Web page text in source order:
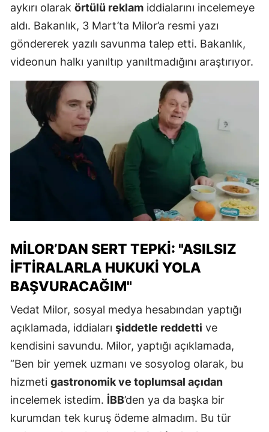
aykırı olarak örtülü reklam iddialarını incelemeye
aldı. Bakanlık, 3 Mart’ta Milor’a resmi yazı
göndererek yazılı savunma talep etti. Bakanlık,
videonun halkı yanıltıp yanıltmadığını araştırıyor.
MILOR’DAN SERT TEPKI: "ASILSIZ
İFTIRALARLA HUKUKI YOLA
BAŞVURACAĞIM"
Vedat Milor, sosyal medya hesabından yaptığı
açıklamada, iddiaları şiddetle reddetti ve
kendisini savundu. Milor, yaptığı açıklamada,
“Ben bir yemek uzmanı ve sosyolog olarak, bu
hizmeti gastronomik ve toplumsal açıdan
incelemek istedim. İBB’den ya da başka bir
kurumdan tek kuruş ödeme almadım. Bu tür